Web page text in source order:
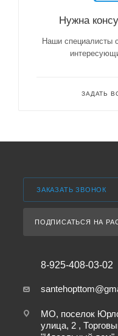
Нужна
Наши специалисты
ЗАДАТЬ
ЗАКАЗАТЬ ЗВОНОК
ПОДПИСАТЬСЯ НА
8-925-408-03-02
МО, поселок
улица, 2 ,